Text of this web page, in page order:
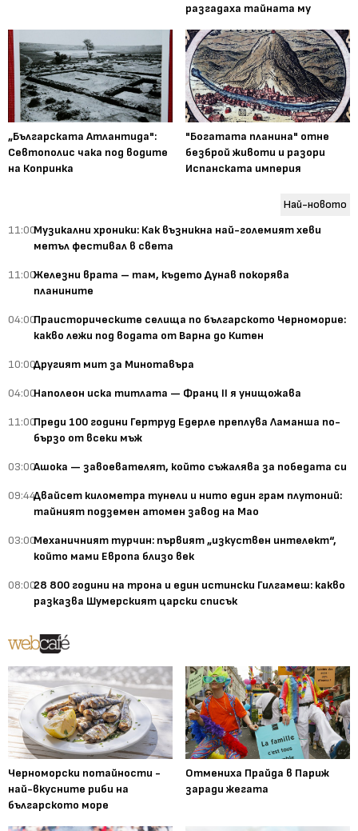
разгадаха тайната му
„Българската Атлантида":
Севтополис чака под водите
на Копринка
"Богатата планина" отне
безброй животи и разори
Испанската империя
Най-новото
11:00Музикални хроники: Как възникна най-големият хеви
метъл фестивал в света
11:00Железни врата – там, където Дунав покорява
планините
04:00Праисторическите селища по българското Черноморие:
какво лежи под водата от Варна до Китен
10:00Другият мит за Минотавъра
04:00Наполеон иска титлата — Франц II я унищожава
11:00Преди 100 години Гертруд Едерле преплува Ламанша по-
бързо от всеки мъж
03:00Ашока — завоевателят, който съжалява за победата си
09:44Двайсет километра тунели и нито един грам плутоний:
тайният подземен атомен завод на Мао
03:00Механичният турчин: първият „изкуствен интелект“,
който мами Европа близо век
08:0028 800 години на трона и един истински Гилгамеш: какво
разказва Шумерският царски списък
Черноморски потайности -
най-вкусните риби на
българското море
Отмениха Прайда в Париж
заради жегата